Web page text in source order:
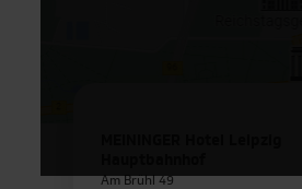
Am Brühl 49